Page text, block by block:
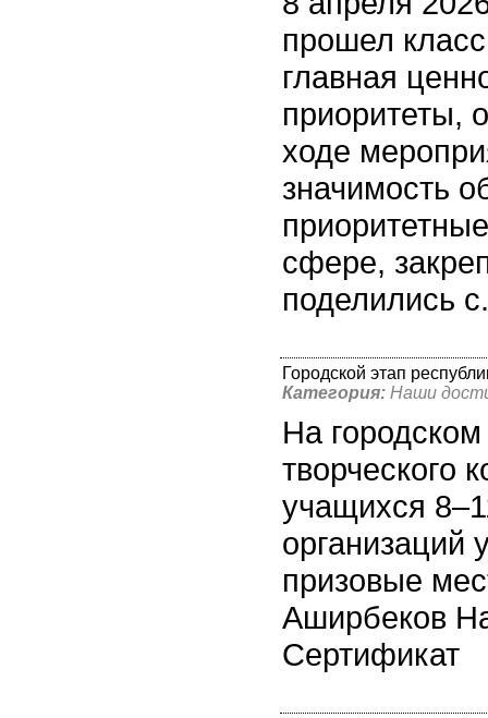
прошел
главная
приоритеты,
ходе
значимость
сфере,
поделились
Городской этап
Категория: Наши
На
творческого
учащихся
призовые
Аширбеков
Сертификат